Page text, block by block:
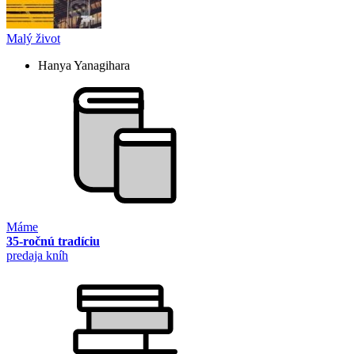
Malý život
Hanya Yanagihara
Máme
35-ročnú tradíciu
predaja kníh